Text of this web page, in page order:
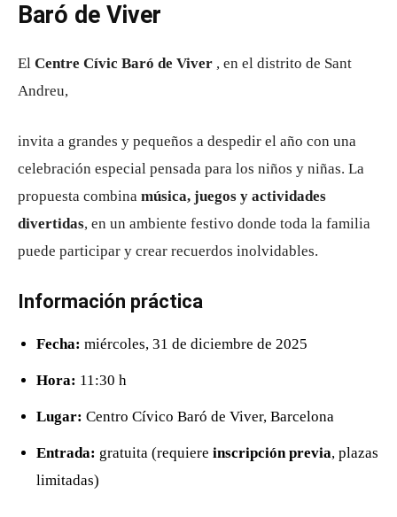
Baró de Viver
El Centre Cívic Baró de Viver , en el distrito de Sant
Andreu,
invita a grandes y pequeños a despedir el año con una
celebración especial pensada para los niños y niñas. La
propuesta combina música, juegos y actividades
divertidas, en un ambiente festivo donde toda la familia
puede participar y crear recuerdos inolvidables.
Información práctica
Fecha: miércoles, 31 de diciembre de 2025
Hora: 11:30 h
Lugar: Centro Cívico Baró de Viver, Barcelona
Entrada: gratuita (requiere inscripción previa, plazas
limitadas)